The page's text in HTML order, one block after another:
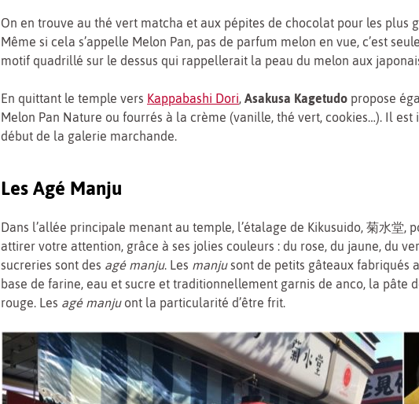
On en trouve au thé vert matcha et aux pépites de chocolat pour les plus
Même si cela s’appelle Melon Pan, pas de parfum melon en vue, c’est
motif quadrillé sur le dessus qui rappellerait la peau du melon aux
En quittant le temple vers Kappabashi Dori Asakusa Kagetudo propose
Melon Pan Nature ou fourrés à la crème (vanille, thé vert, cookies…). Il est
début de la galerie marchande.
Les Agé Manju
Dans l’allée principale menant au temple, l’étalage de Kikusuido, 菊水堂,
attirer votre attention, grâce à ses jolies couleurs : du rose, du jaune, du
sucreries sont des agé manju. Les manjusont de petits gâteaux fabriqués
base de farine, eau et sucre et traditionnellement garnis de anco, la pâte
rouge. Les agé manjuont la particularité d’être frit.